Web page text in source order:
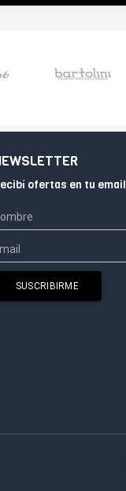
CERRADO
ofertas en tu email